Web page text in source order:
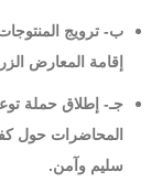
ب- ترويج
إقامة المعارض
جـ- إطلاق حملة
المحاضرات حول
سليم وآمن.